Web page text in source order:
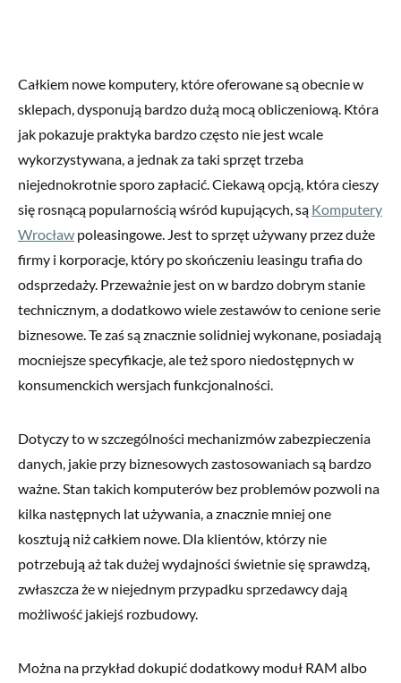
Całkiem nowe komputery, które oferowane są obecnie w
sklepach, dysponują bardzo dużą mocą obliczeniową. Która
jak pokazuje praktyka bardzo często nie jest wcale
wykorzystywana, a jednak za taki sprzęt trzeba
niejednokrotnie sporo zapłacić. Ciekawą opcją, która cieszy
się rosnącą popularnością wśród kupujących, są Komputery
Wrocław poleasingowe. Jest to sprzęt używany przez duże
firmy i korporacje, który po skończeniu leasingu trafia do
odsprzedaży. Przeważnie jest on w bardzo dobrym stanie
technicznym, a dodatkowo wiele zestawów to cenione serie
biznesowe. Te zaś są znacznie solidniej wykonane, posiadają
mocniejsze specyfikacje, ale też sporo niedostępnych w
konsumenckich wersjach funkcjonalności.
Dotyczy to w szczególności mechanizmów zabezpieczenia
danych, jakie przy biznesowych zastosowaniach są bardzo
ważne. Stan takich komputerów bez problemów pozwoli na
kilka następnych lat używania, a znacznie mniej one
kosztują niż całkiem nowe. Dla klientów, którzy nie
potrzebują aż tak dużej wydajności świetnie się sprawdzą,
zwłaszcza że w niejednym przypadku sprzedawcy dają
możliwość jakiejś rozbudowy.
Można na przykład dokupić dodatkowy moduł RAM albo